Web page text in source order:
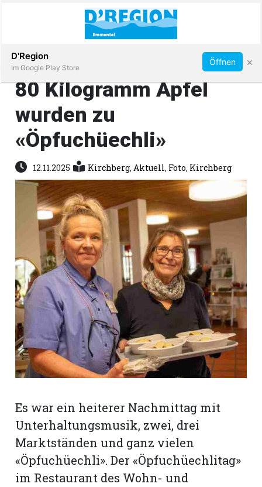
Immobilien
Veranstaltungen
Stellen
Paper
App
Abonnieren
80 Kilogramm Äpfel
wurden zu
«Öpfuchüechli»
12.11.2025 Kirchberg,Aktuell, Foto, Kirchberg
Es war ein heiterer Nachmittag mit
Unterhaltungsmusik, zwei, drei
Marktständen und ganz vielen
«Öpfuchüechli». Der «Öpfuchüechlitag»
im Restaurant des Wohn- und
D'Region
Im Google Play Store
Öffnen ×